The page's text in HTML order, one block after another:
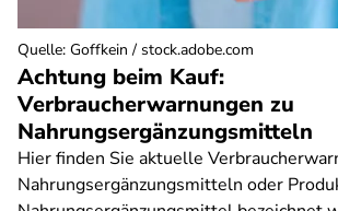
Achtung beim Kauf:
Verbraucherwarnungen zu
Nahrungsergänzungsmitteln
Hier finden Sie aktuelle
Nahrungsergänzungsmitteln oder
Quelle: Goffkein / stock.adobe.com